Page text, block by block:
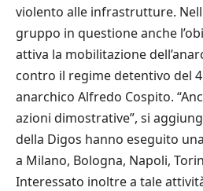
violento alle infrastrutture.
gruppo in questione anche
attiva la mobilitazione
contro il regime detentivo del
anarchico Alfredo Cospito.
azioni dimostrative”, si
della Digos hanno eseguito
a Milano, Bologna, Napoli,
Interessato inoltre a tale